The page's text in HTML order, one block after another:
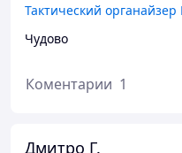
Чудово
Коментарии 1
Дмитро Г.